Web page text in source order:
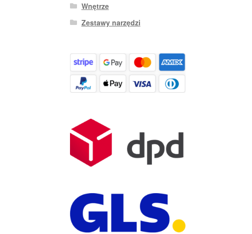
Wnętrze
Zestawy narzędzi